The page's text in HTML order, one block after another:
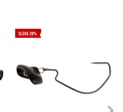
SLEVA 20%